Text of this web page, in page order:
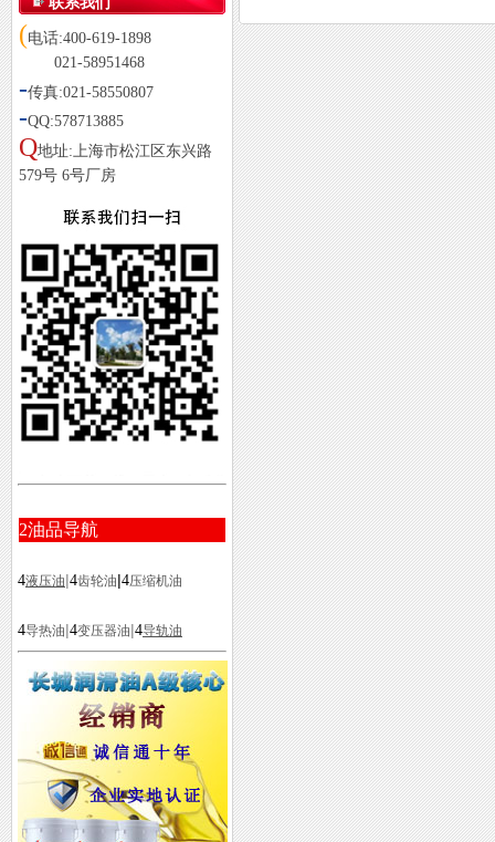
(电话:400-619-1898
021-58951468
-传真:021-58550807
-QQ:578713885
Q地址:上海市松江区东兴路
579号 6号厂房
2油品导航
4液压油|4齿轮油|4压缩机油
4导热油|4变压器油|4导轨油